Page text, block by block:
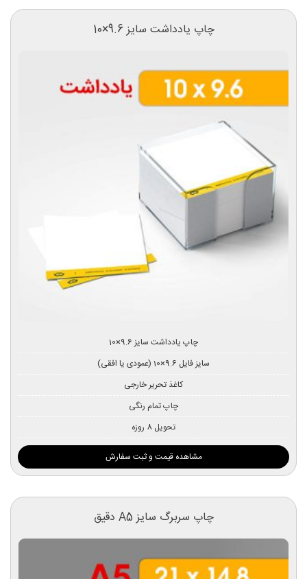
چاپ یادداشت سایز 9.6×10
چاپ یادداشت سایز 9.6×10
سایز فایل 9.6×10 (عمودی یا افقی)
کاغذ تحریر خارجی
چاپ تمام رنگی
تحویل 8 روزه
مشاهده قیمت و ثبت سفارش
چاپ سربرگ سایز A5 دقیق